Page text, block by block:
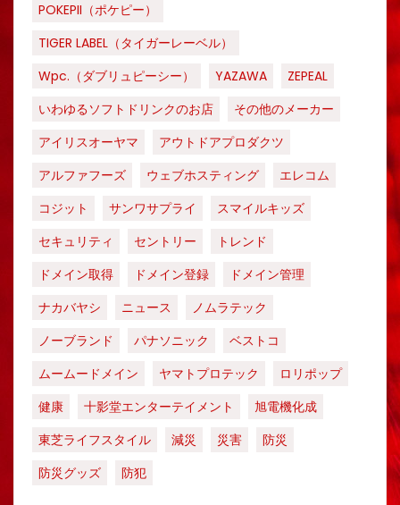
POKEPII（ポケピー）
TIGER LABEL（タイガーレーベル）
Wpc.（ダブリュピーシー）
YAZAWA
ZEPEAL
いわゆるソフトドリンクのお店
その他のメーカー
アイリスオーヤマ
アウトドアプロダクツ
アルファフーズ
ウェブホスティング
エレコム
コジット
サンワサプライ
スマイルキッズ
セキュリティ
セントリー
トレンド
ドメイン取得
ドメイン登録
ドメイン管理
ナカバヤシ
ニュース
ノムラテック
ノーブランド
パナソニック
ベストコ
ムームードメイン
ヤマトプロテック
ロリポップ
健康
十影堂エンターテイメント
旭電機化成
東芝ライフスタイル
減災 災害
防災
防災グッズ
防犯